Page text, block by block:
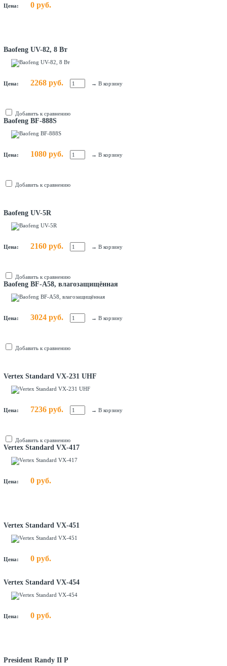
Цена: 0 руб.
Baofeng UV-82, 8 Вт
Цена: 2268 руб. → В корзину
Добавить к сравнению
Baofeng BF-888S
Цена: 1080 руб. → В корзину
Добавить к сравнению
Baofeng UV-5R
Цена: 2160 руб. → В корзину
Добавить к сравнению
Baofeng BF-A58, влагозащищённая
Цена: 3024 руб. → В корзину
Добавить к сравнению
Vertex Standard VX-231 UHF
Цена: 7236 руб. → В корзину
Добавить к сравнению
Vertex Standard VX-417
Цена: 0 руб.
Vertex Standard VX-451
Цена: 0 руб.
Vertex Standard VX-454
Цена: 0 руб.
President Randy II P